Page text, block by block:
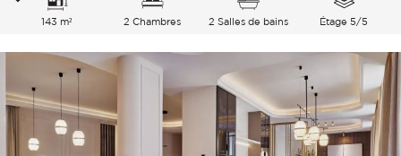
143 m² 2 Chambres 2 Salles de bains Étage 5/5